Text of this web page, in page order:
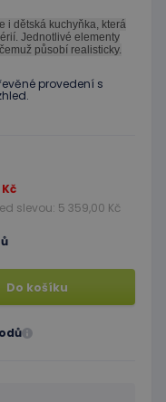
i dětská kuchyňka, která
Jednotlivé elementy
působí realisticky.
provedení s
slevou: 5 359,00 Kč
Do košíku